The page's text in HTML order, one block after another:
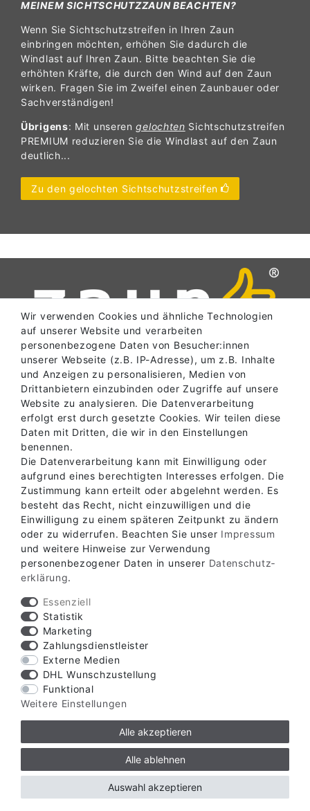
MEINEM SICHTSCHUTZZAUN BEACHTEN?
Wenn Sie Sichtschutzstreifen in Ihren Zaun
einbringen möchten, erhöhen Sie dadurch die
Windlast auf Ihren Zaun. Bitte beachten Sie die
erhöhten Kräfte, die durch den Wind auf den Zaun
wirken. Fragen Sie im Zweifel einen Zaunbauer oder
Sachverständigen!
Übrigens: Mit unserengelochten Sichtschutzstreifen
PREMIUM reduzieren Sie die Windlast auf den Zaun
deutlich...
Zu den gelochten Sichtschutzstreifen
SERVICE
INFORMATIONEN
ABHOLLAGER
KONTAKT
Wir verwenden Cookies und ähnliche Technologien
auf unserer Website und verarbeiten
personenbezogene Daten von Besucher:innen
unserer Webseite (z.B. IP-Adresse), um z.B. Inhalte
und Anzeigen zu personalisieren, Medien von
Drittanbietern einzubinden oder Zugriffe auf unsere
Website zu analysieren. Die Datenverarbeitung
erfolgt erst durch gesetzte Cookies. Wir teilen diese
Daten mit Dritten, die wir in den Einstellungen
benennen.
Die Datenverarbeitung kann mit Einwilligung oder
aufgrund eines berechtigten Interesses erfolgen. Die
Zustimmung kann erteilt oder abgelehnt werden. Es
besteht das Recht, nicht einzuwilligen und die
Einwilligung zu einem späteren Zeitpunkt zu ändern
oder zu widerrufen. Beachten Sie unser Impressum
und weitere Hinweise zur Verwendung
personenbezogener Daten in unserer Daten­schutz­
erklärung.
Essenziell
Statistik
Marketing
Zahlungsdienstleister
Externe Medien
DHL Wunschzustellung
Funktional
Weitere Einstellungen
Alle akzeptieren
Alle ablehnen
Auswahl akzeptieren